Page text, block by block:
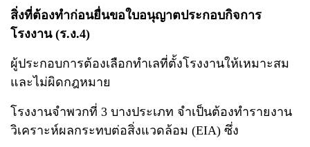
สิ่งที่ต้องทำก่อนยื่นขอใบอนุญาตประกอบกิจการ
โรงงาน (ร.ง.4)
ผู้ประกอบการต้องเลือกทำเลที่ตั้งโรงงานให้เหมาะสม
และไม่ผิดกฎหมาย
โรงงานจำพวกที่ 3 บางประเภท จำเป็นต้องทำรายงาน
วิเคราะห์ผลกระทบต่อสิ่งแวดล้อม (EIA) ซึ่ง